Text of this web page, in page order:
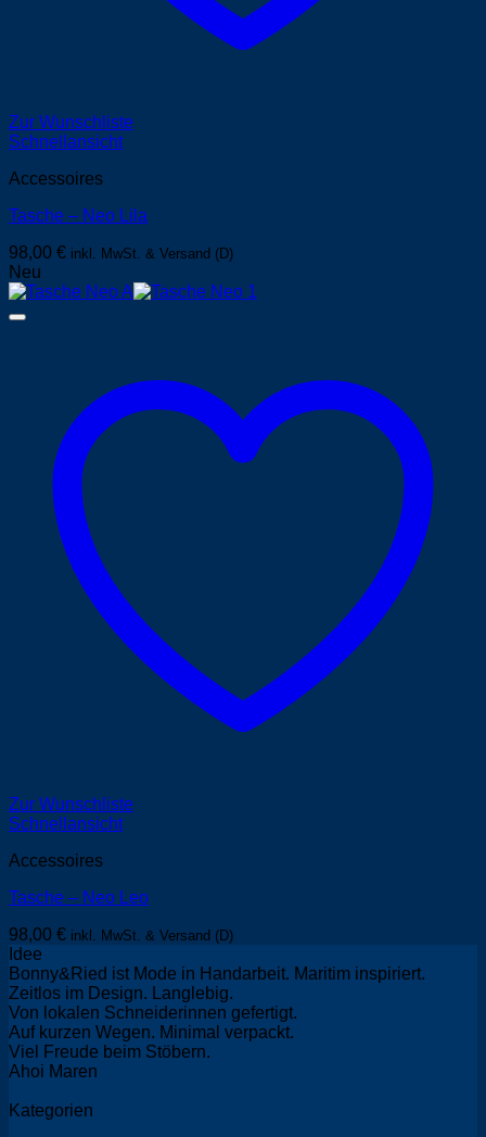
Zur Wunschliste
Schnellansicht
Accessoires
Tasche – Neo Lila
98,00 € inkl. MwSt. & Versand (D)
Neu
Zur Wunschliste
Schnellansicht
Accessoires
Tasche – Neo Leo
98,00 € inkl. MwSt. & Versand (D)
Idee
Bonny&Ried ist Mode in Handarbeit. Maritim inspiriert.
Zeitlos im Design. Langlebig.
Von lokalen Schneiderinnen gefertigt.
Auf kurzen Wegen. Minimal verpackt.
Viel Freude beim Stöbern.
Ahoi Maren
Kategorien